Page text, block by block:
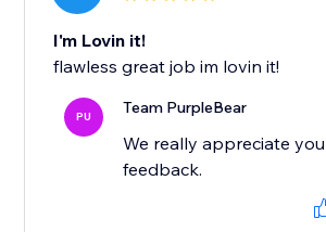
I'm Lovin it!
flawless great job im lovin it!
PU Team PurpleBear
We really appreciate
feedback.